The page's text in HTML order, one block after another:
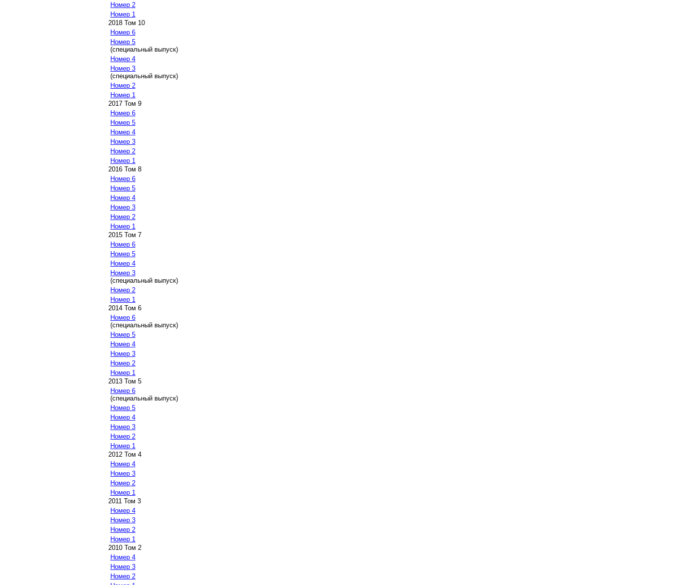
Номер 2
Номер 1
2018 Том 10
Номер 6
Номер 5
(специальный выпуск)
Номер 4
Номер 3
(специальный выпуск)
Номер 2
Номер 1
2017 Том 9
Номер 6
Номер 5
Номер 4
Номер 3
Номер 2
Номер 1
2016 Том 8
Номер 6
Номер 5
Номер 4
Номер 3
Номер 2
Номер 1
2015 Том 7
Номер 6
Номер 5
Номер 4
Номер 3
(специальный выпуск)
Номер 2
Номер 1
2014 Том 6
Номер 6
(специальный выпуск)
Номер 5
Номер 4
Номер 3
Номер 2
Номер 1
2013 Том 5
Номер 6
(специальный выпуск)
Номер 5
Номер 4
Номер 3
Номер 2
Номер 1
2012 Том 4
Номер 4
Номер 3
Номер 2
Номер 1
2011 Том 3
Номер 4
Номер 3
Номер 2
Номер 1
2010 Том 2
Номер 4
Номер 3
Номер 2